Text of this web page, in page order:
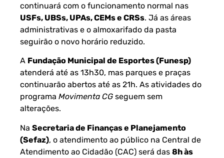
continuará com o funcionamento normal nas
USFs, UBSs, UPAs, CEMs e CRSs. Já as áreas
administrativas e o almoxarifado da pasta
seguirão o novo horário reduzido.
A Fundação Municipal de Esportes (Funesp)
atenderá até as 13h30, mas parques e praças
continuarão abertos até as 21h. As atividades do
programa Movimenta CG seguem sem
alterações.
Na Secretaria de Finanças e Planejamento
(Sefaz), o atendimento ao público na Central de
Atendimento ao Cidadão (CAC) será das 8h às